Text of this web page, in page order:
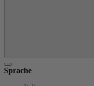
Sprache